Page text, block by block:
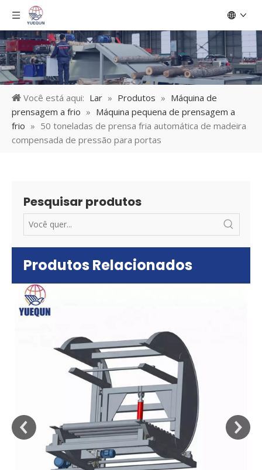
Você está aqui: Lar » Produtos » Máquina de
prensagem a frio » Máquina pequena de prensagem a
frio » 50 toneladas de prensa fria automática de madeira
compensada de pressão para portas
Pesquisar produtos
Produtos Relacionados